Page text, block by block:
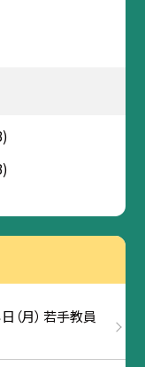
日（月） 若手教員